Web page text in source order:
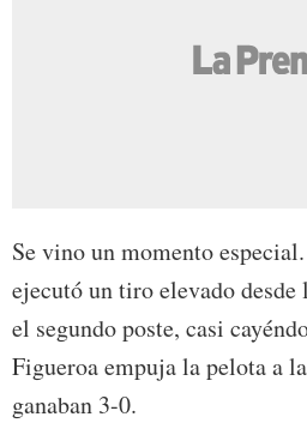
Se vino un momento
ejecutó un tiro elevado desde
el segundo poste, casi
Figueroa empuja la pelota a
ganaban 3-0.